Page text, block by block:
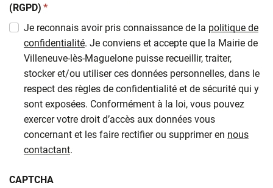
(RGPD) (obligatoire)
*
Je reconnais avoir pris connaissance de la politique de
confidentialité. Je conviens et accepte que la Mairie de
Villeneuve-lès-Maguelone puisse recueillir, traiter,
stocker et/ou utiliser ces données personnelles, dans le
respect des règles de confidentialité et de sécurité qui y
sont exposées. Conformément à la loi, vous pouvez
exercer votre droit d’accès aux données vous
concernant et les faire rectifier ou supprimer en nous
contactant.
CAPTCHA